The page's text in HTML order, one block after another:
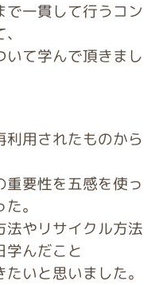
一貫して行うコン
いて学んで頂きまし
利用されたものから
重要性を五感を使っ
。
法やリサイクル方法
学んだこと
いと思いました。